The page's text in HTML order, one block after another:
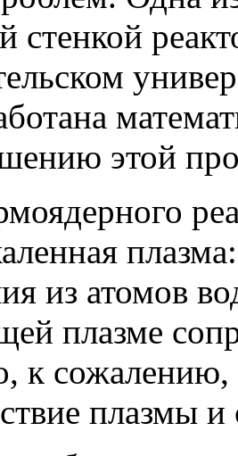
стенкой
этой
из атомов
плазме
к
плазмы